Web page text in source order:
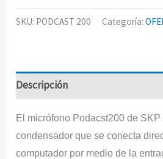
SKU: PODCAST 200 Categoría:
Descripción
El micrófono Podacst200 de
condensador que se conecta
computador por medio de la